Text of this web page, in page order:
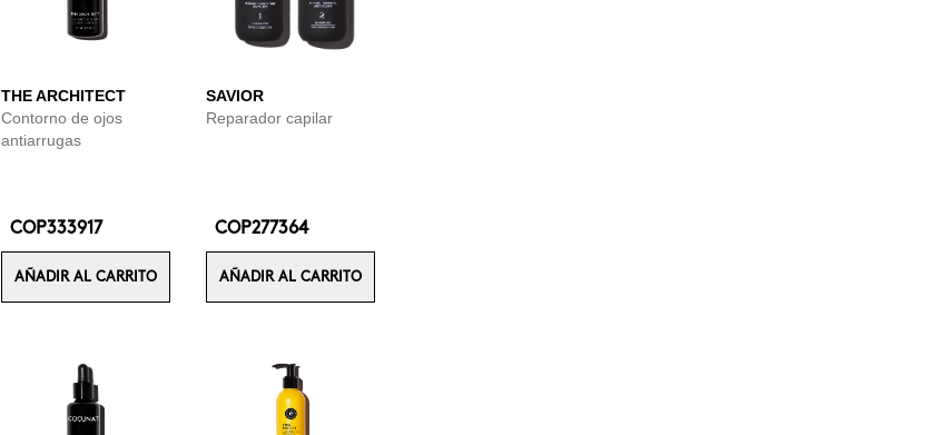
THE ARCHITECT
Contorno de ojos
antiarrugas
COP333917
AÑADIR AL CARRITO
SAVIOR
Reparador capilar
COP277364
AÑADIR AL CARRITO